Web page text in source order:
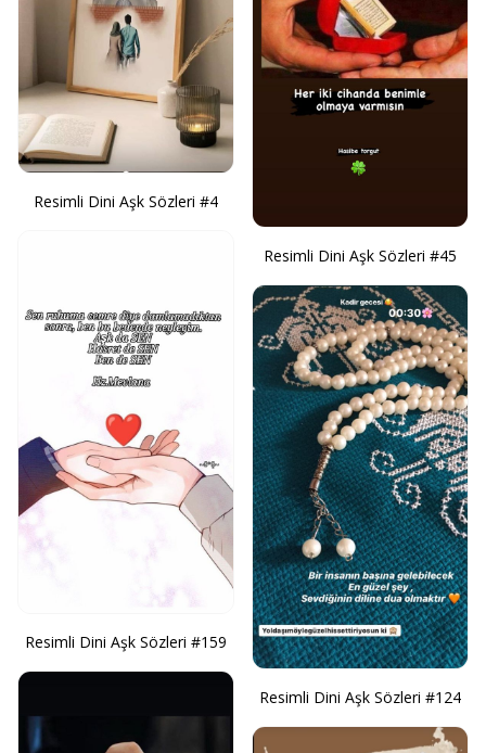
Resimli Dini Aşk Sözleri #4
Resimli Dini Aşk Sözleri #159
Resimli Dini Aşk Sözleri #45
Resimli Dini Aşk Sözleri #124